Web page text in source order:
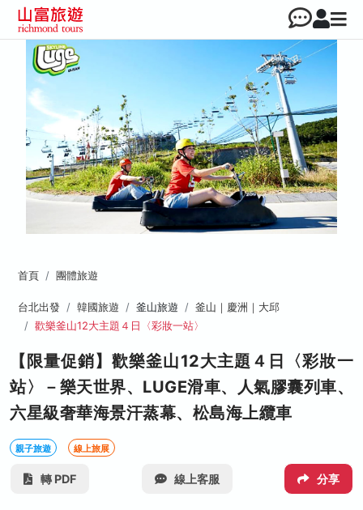
首頁 團體旅遊
台北出發 韓國旅遊 釜山旅遊
釜山｜慶洲｜大邱
歡樂釜山12大主題４日〈彩妝一站〉
【限量促銷】歡樂釜山12大主題４日〈彩妝一
站〉－樂天世界、LUGE滑車、人氣膠囊列車、
六星級奢華海景汗蒸幕、松島海上纜車
親子旅遊 線上旅展
轉 PDF 線上客服 分享